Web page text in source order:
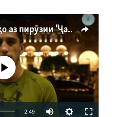
Ҳаводории арманиҳо аз пирӯзии "Ҷаллод"-и тоҷик
намекунад
2:49